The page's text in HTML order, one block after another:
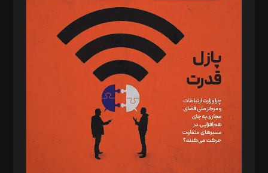
د‌بیر پیوست جهان: مینا پاکدل
د‌بیر تحریریه آنلاین: بابک نقاش
تحریریه‌: مجتبی محمود‌ی، آرش برهمند، یسنا امان‌پور، سروش کرمیان،
مصطفی مسجدی آرانی، ابوالفضل رجبی، زهرا فکرانه، فائزه فتحی
رستمی،مصطفی باستان
ویرایش: نگار استاد‌‌آقا
طراح یونیفرم: مجید توکلی
فیلمبرداری و عکاسی: امیر شفیعی، مانی لطفی زاده
گرافیک و صفحه‌آرایی: سید‌سبحان‌علی ثابت
مد‌یر توسعه تجاری: کامبیز برید‌